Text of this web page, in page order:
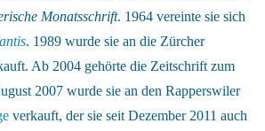
Monatsschrift. 1964 vereinte sie sich
. 1989 wurde sie an die Zürcher
Ab 2004 gehörte die Zeitschrift zum
2007 wurde sie an den Rapperswiler
verkauft, der sie seit Dezember 2011 auch